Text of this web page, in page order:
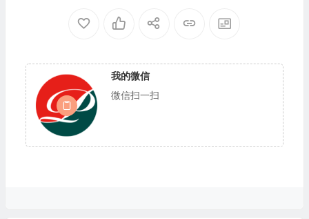
我的微信
微信扫一扫